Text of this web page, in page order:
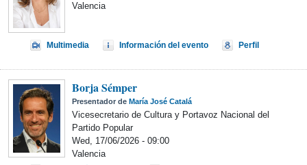
Valencia
Multimedia Información del evento Perfil
Borja Sémper
Presentador de María José Catalá
Vicesecretario de Cultura y Portavoz Nacional del
Partido Popular
Wed, 17/06/2026 - 09:00
Valencia